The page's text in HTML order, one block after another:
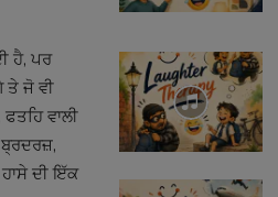
ਹੈ, ਪਰ
ਤੇ ਜੋ ਵੀ
ਵਾਲੀ
ਦੀ ਇੱਕ